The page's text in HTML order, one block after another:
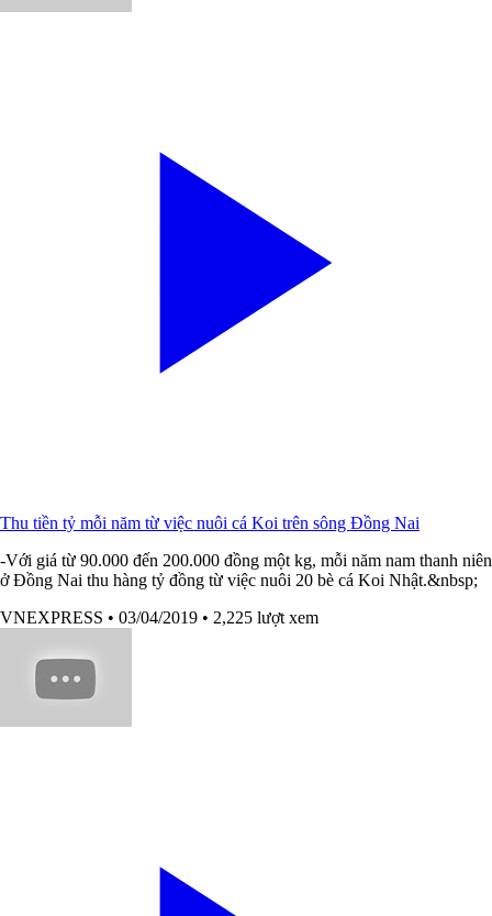
Thu tiền tỷ mỗi năm từ việc nuôi cá Koi trên sông Đồng Nai
-Với giá từ 90.000 đến 200.000 đồng một kg, mỗi năm nam thanh niên
ở Đồng Nai thu hàng tỷ đồng từ việc nuôi 20 bè cá Koi Nhật.&nbsp;
VNEXPRESS • 03/04/2019 • 2,225 lượt xem